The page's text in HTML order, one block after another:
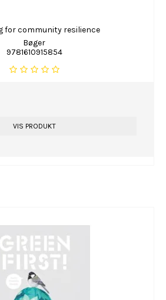
for community resilience
Bøger
9781610915854
VIS PRODUKT